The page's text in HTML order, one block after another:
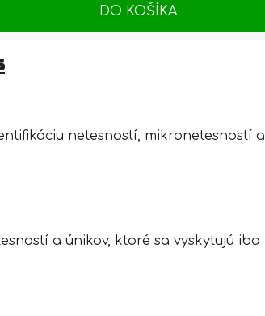
cena:
DO KOŠÍKA
netesností, mikronetesností a
a únikov, ktoré sa vyskytujú iba